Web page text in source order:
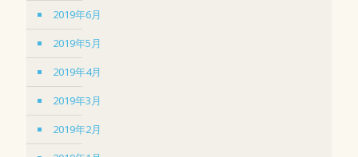
2019年6月
2019年5月
2019年4月
2019年3月
2019年2月